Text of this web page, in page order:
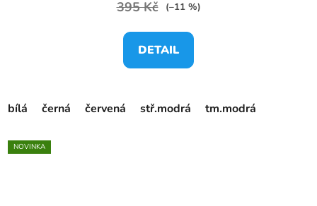
395 Kč (–11 %)
DETAIL
bílá černá červená stř.modrá tm.modrá
NOVINKA